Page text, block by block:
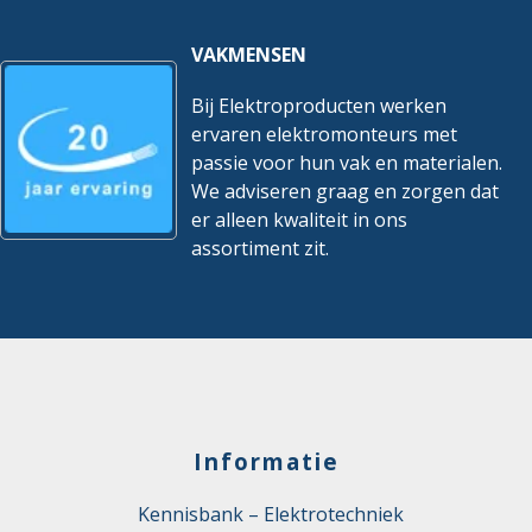
VAKMENSEN
Bij Elektroproducten werken
ervaren elektromonteurs met
passie voor hun vak en materialen.
We adviseren graag en zorgen dat
er alleen kwaliteit in ons
assortiment zit.
Informatie
Kennisbank – Elektrotechniek